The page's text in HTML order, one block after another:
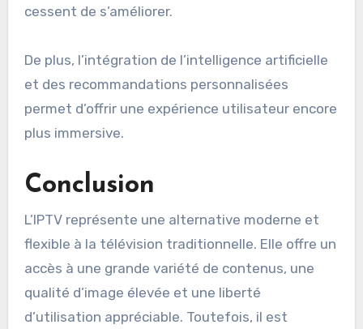
cessent de s’améliorer.
De plus, l’intégration de l’intelligence artificielle
et des recommandations personnalisées
permet d’offrir une expérience utilisateur encore
plus immersive.
Conclusion
L’IPTV représente une alternative moderne et
flexible à la télévision traditionnelle. Elle offre un
accès à une grande variété de contenus, une
qualité d’image élevée et une liberté
d’utilisation appréciable. Toutefois, il est